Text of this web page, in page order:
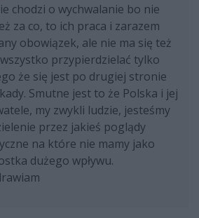
chodzi o wychwalanie bo nie
za co, to ich praca i zarazem
obowiązek, ale nie ma się też
przypierdzielać tylko
że się jest po drugiej stronie
Smutne jest to że Polska i jej
my zwykli ludzie, jesteśmy
przez jakieś poglądy
na które nie mamy jako
dużego wpływu.